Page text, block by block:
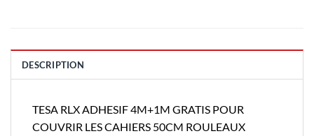
DESCRIPTION
TESA RLX ADHESIF 4M+1M GRATIS POUR
COUVRIR LES CAHIERS 50CM ROULEAUX